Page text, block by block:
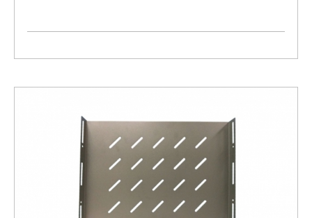
RPV-16NF-13L-C20
RPV-16NF-13L-16A
RPV-16NF-13L-32A
RPV-16NF-13R-13A
RPV-16NF-13R-C14
RPV-16NF-13R-C20
RPV-16NF-13R-16A